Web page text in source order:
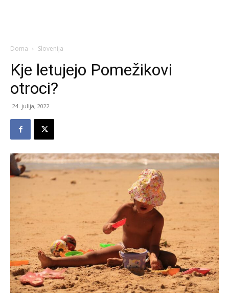
Doma Slovenija
Kje letujejo Pomežikovi
otroci?
24. julija, 2022